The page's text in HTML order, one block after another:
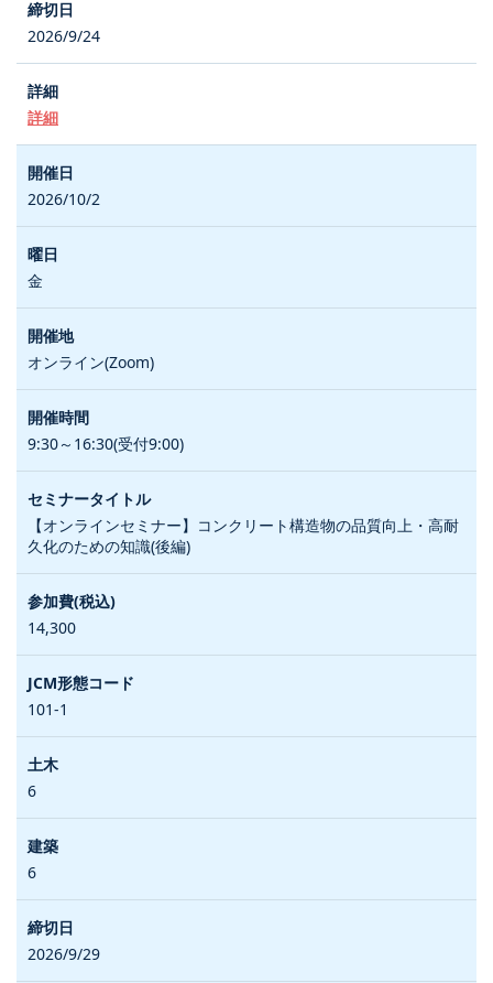
2026/9/24
詳細
2026/10/2
金
オンライン(Zoom)
9:30～16:30(受付9:00)
【オンラインセミナー】コンクリート構造物の品質向上・高耐
久化のための知識(後編)
14,300
101-1
6
6
2026/9/29